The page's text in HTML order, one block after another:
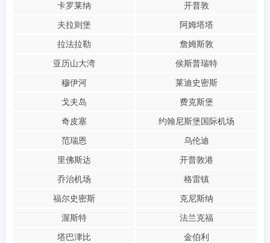
卡罗莱纳
开普敦
夫拉则堡
阿姆塔塔
拉法拉勒
詹姆斯敦
亚历山大湾
侯斯普瑞特
穆伊河
莱迪史密斯
戈夫岛
费克斯堡
奇皮塞
约翰尼斯堡国际机场
范瑞恩
乌伦迪
里佛斯达
开普敦港
乔治机场
格雷镇
福尔史密斯
克尼斯纳
渥斯特
法兰克福
塔巴津比
金伯利